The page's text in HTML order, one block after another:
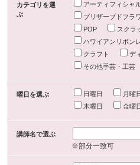
カテゴリを選
ぶ
アーティフィシャ
プリザーブドフラ
POP
スクラ
ハワイアンリボン
クラフト
デ
その他手芸・工芸
曜日を選ぶ 日曜日 月曜
木曜日
金曜
講師名で選ぶ
※部分一致可